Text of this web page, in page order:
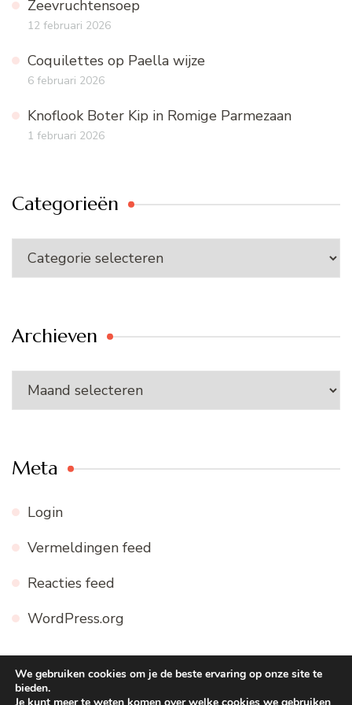
Zeevruchtensoep
12 februari 2026
Coquilettes op Paella wijze
6 februari 2026
Knoflook Boter Kip in Romige Parmezaan
1 februari 2026
Categorieën
Categorieën
Archieven
Archieven
Meta
Login
Vermeldingen feed
Reacties feed
WordPress.org
We gebruiken cookies om je de beste ervaring op onze site te
bieden.